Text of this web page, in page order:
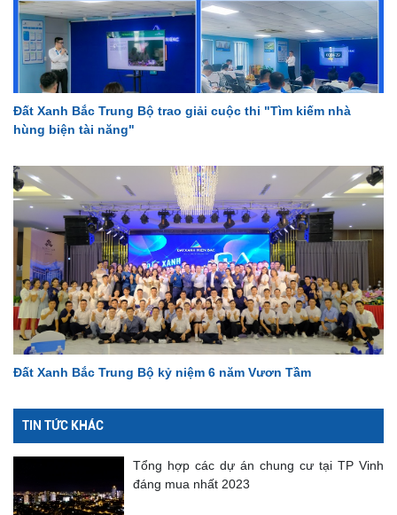
Đất Xanh Bắc Trung Bộ trao giải cuộc thi "Tìm kiếm nhà
hùng biện tài năng"
Đất Xanh Bắc Trung Bộ kỷ niệm 6 năm Vươn Tầm
TIN TỨC KHÁC
Tổng hợp các dự án chung cư tại TP Vinh
đáng mua nhất 2023